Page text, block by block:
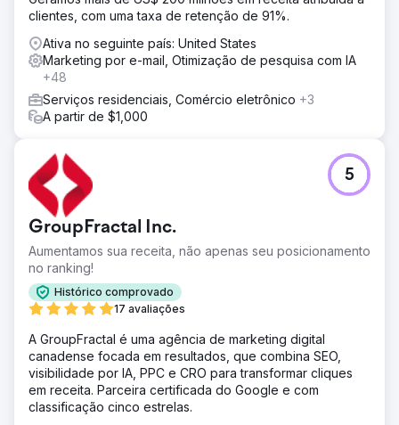
clientes, com uma taxa de retenção de 91%.
Ativa no seguinte país: United States
Marketing por e-mail, Otimização de pesquisa com IA
+48
Serviços residenciais, Comércio eletrônico +3
A partir de $1,000
GroupFractal Inc.
Aumentamos sua receita, não apenas seu posicionamento
no ranking!
Histórico comprovado
17 avaliações
5
A GroupFractal é uma agência de marketing digital
canadense focada em resultados, que combina SEO,
visibilidade por IA, PPC e CRO para transformar cliques
em receita. Parceira certificada do Google e com
classificação cinco estrelas.